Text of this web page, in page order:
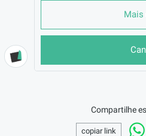
Urbamais. Seu
oferecendo
qualidade e eficiência
LOCALIZAÇÃO
Mais
Compartilhe
copiar link